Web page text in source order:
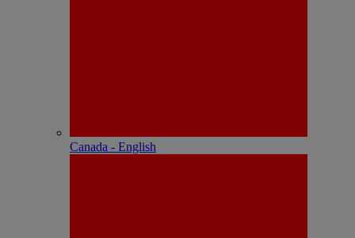
Canada - English